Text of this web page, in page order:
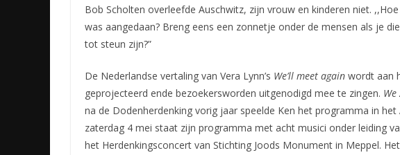
Bob Scholten overleefde Auschwitz, zijn vrouw en kinderen niet.
was aangedaan? Breng eens een zonnetje onder de mensen als je
tot steun zijn?”
De Nederlandse vertaling van Vera Lynn’s We’ll meet again wordt aan
geprojecteerd ende bezoekersworden uitgenodigd mee te zingen.
na de Dodenherdenking vorig jaar speelde Ken het programma in
zaterdag 4 mei staat zijn programma met acht musici onder leiding
het Herdenkingsconcert van Stichting Joods Monument in Meppel.